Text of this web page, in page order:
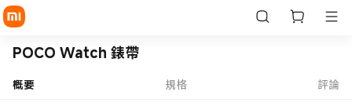
POCO Watch 錶帶
概要 規格 評論